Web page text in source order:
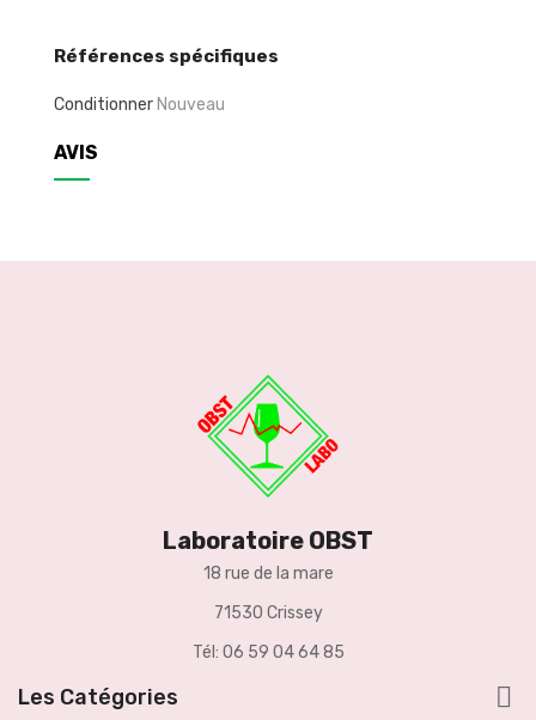
Références spécifiques
Conditionner Nouveau
AVIS
Laboratoire OBST
18 rue de la mare
71530 Crissey
Tél: 06 59 04 64 85
Les Catégories 